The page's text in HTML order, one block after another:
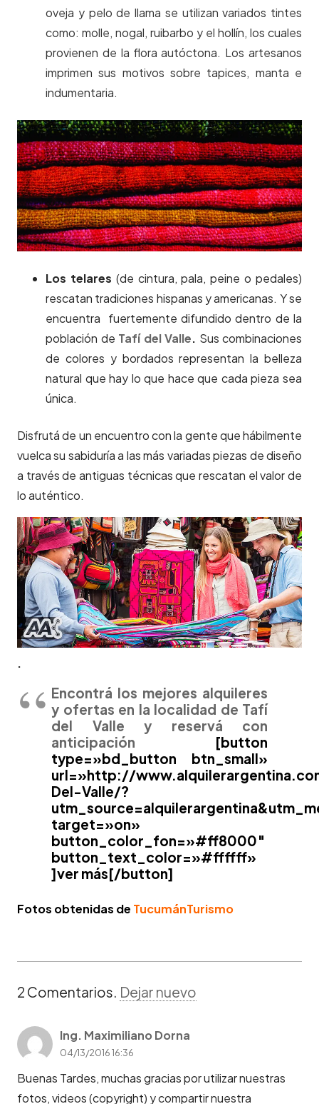
oveja y pelo de llama se utilizan variados tintes
como: molle, nogal, ruibarbo y el hollín, los cuales
provienen de la flora autóctona. Los artesanos
imprimen sus motivos sobre tapices, manta e
indumentaria.
Los telares (de cintura, pala, peine o pedales)
rescatan tradiciones hispanas y americanas. Y se
encuentra fuertemente difundido dentro de la
población de Tafí del Valle. Sus combinaciones
de colores y bordados representan la belleza
natural que hay lo que hace que cada pieza sea
única.
Disfrutá de un encuentro con la gente que hábilmente
vuelca su sabiduría a las más variadas piezas de diseño
a través de antiguas técnicas que rescatan el valor de
lo auténtico.
.
Encontrá los mejores alquileres
y ofertas en la localidad de Tafí
del Valle y reservá con
anticipación [button
type=»bd_button btn_small»
url=»http://
Del-Valle/?
target=»on»
button_color_fon=»#ff8000″
button_text_color=»#ffffff»
]ver más[/button]
Fotos obtenidas de TucumánTurismo
2 Comentarios. Dejar nuevo
Ing. Maximiliano Dorna
04/13/2016 16:36
Buenas Tardes, muchas gracias por utilizar nuestras
fotos, videos (copyright) y compartir nuestra